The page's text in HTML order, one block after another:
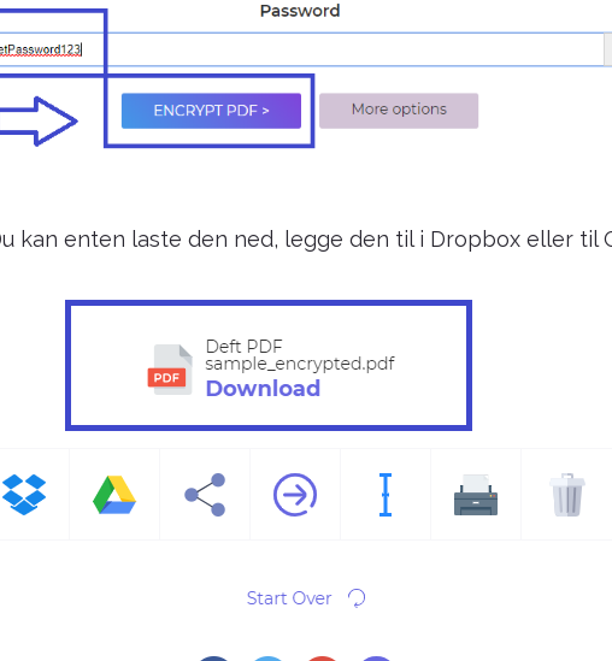
kan enten laste den ned, legge den til i Dropbox eller til